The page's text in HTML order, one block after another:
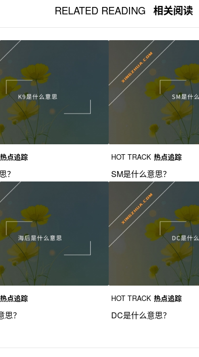
RELATED READING 相关阅读
热点追踪
？
HOT TRACK 热点追踪
SM是什么意思？
热点追踪
？
HOT TRACK 热点追踪
DC是什么意思？